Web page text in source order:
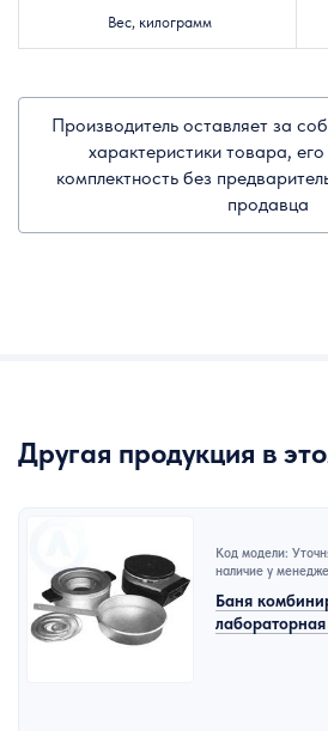
Вес, килограмм
Производитель оставляет за
характеристики товара,
комплектность без
продавца
Другая продукция в
Код модели:
наличие у
Баня